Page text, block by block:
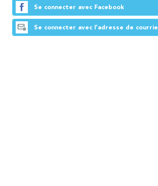
Se connecter avec Facebook
Se connecter avec l'adresse de courriel